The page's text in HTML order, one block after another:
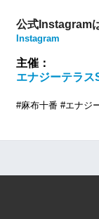
公式Instagram
Instagram
主催：
エナジーテラ
#麻布十番 #エナジ